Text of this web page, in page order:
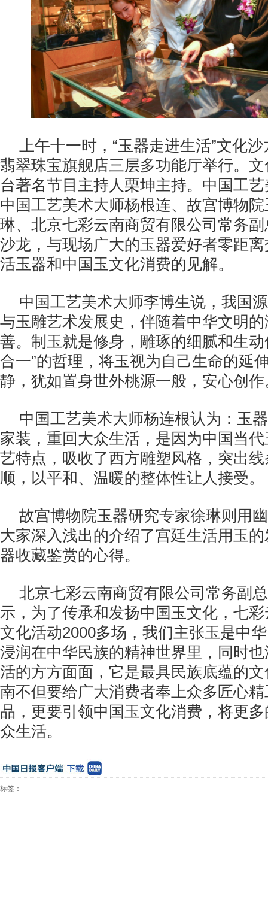
上午十一时，“玉器走进生活”文化
翡翠珠宝旗舰店三层多功能厅举行。
台著名节目主持人栗坤主持。中国工
中国工艺美术大师杨根连、故宫博物
琳、北京七彩云南商贸有限公司常务
沙龙，与现场广大的玉器爱好者零距
活玉器和中国玉文化消费的见解。
中国工艺美术大师李博生说，我国
与玉雕艺术发展史，伴随着中华文明
善。制玉就是修身，雕琢的细腻和生
合一”的哲理，将玉视为自己生命的延
静，犹如置身世外桃源一般，安心创作
中国工艺美术大师杨连根认为：玉
家装，重回大众生活，是因为中国当
艺特点，吸收了西方雕塑风格，突出
顺，以平和、温暖的整体性让人接受。
故宫博物院玉器研究专家徐琳则用
大家深入浅出的介绍了宫廷生活用玉
器收藏鉴赏的心得。
北京七彩云南商贸有限公司常务副
示，为了传承和发扬中国玉文化，七
文化活动2000多场，我们主张玉是中
浸润在中华民族的精神世界里，同时
活的方方面面，它是最具民族底蕴的
南不但要给广大消费者奉上众多匠心
品，更要引领中国玉文化消费，将更
众生活。
标签：